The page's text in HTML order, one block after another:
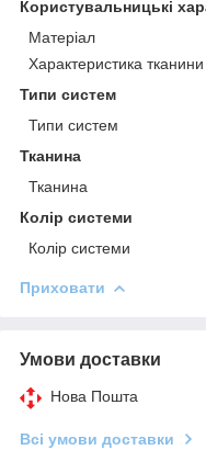
Користувальницькі
Матеріал
Характеристика тканини
Типи систем
Типи систем
Тканина
Тканина
Колір системи
Колір системи
Приховати
Умови доставки
Нова Пошта
Всі умови доставки